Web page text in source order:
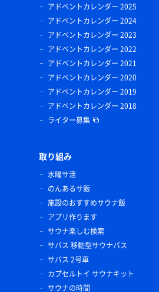
アドベントカレンダー 2025
アドベントカレンダー 2024
アドベントカレンダー 2023
アドベントカレンダー 2022
アドベントカレンダー 2021
アドベントカレンダー 2020
アドベントカレンダー 2019
アドベントカレンダー 2018
ライター募集
取り組み
水曜サ活
のんあるサ飯
施設のおすすめサウナ飯
アプリ作ります
サウナ楽しむ検索
サバス 移動型サウナバス
サバス 2号車
カプセルトイ サウナキット
サウナの時間